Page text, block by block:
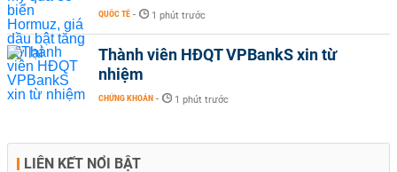
QUỐC TẾ - 1 phút trước
Thành viên HĐQT VPBankS xin từ
nhiệm
CHỨNG KHOÁN - 1 phút trước
LIÊN KẾT NỔI BẬT